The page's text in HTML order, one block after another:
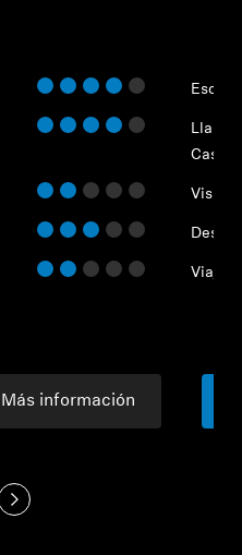
Más información
Casa
Visitas
Viajes